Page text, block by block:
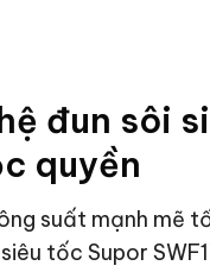
đun sôi
quyền
suất mạnh mẽ
tốc Supor